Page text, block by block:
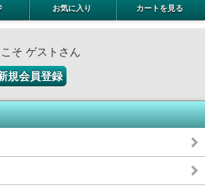
お気に入り カートを見る
そ ゲストさん
規会員登録